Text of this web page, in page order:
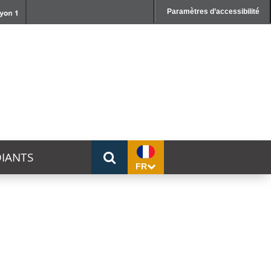
Paramètres d’accessibilité
FR